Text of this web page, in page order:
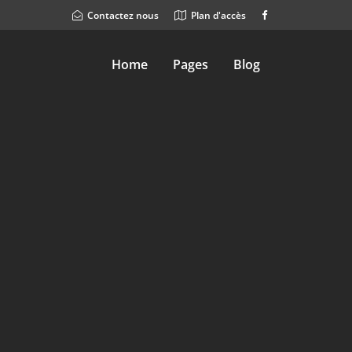
Contactez nous Plan d'accès
Home Pages Blog